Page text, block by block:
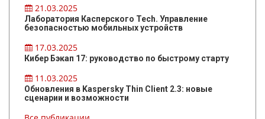
21.03.2025
Лаборатория Касперского Tech. Управление
безопасностью мобильных устройств
17.03.2025
Кибер Бэкап 17: руководство по быстрому старту
11.03.2025
Обновления в Kaspersky Thin Client 2.3: новые
сценарии и возможности